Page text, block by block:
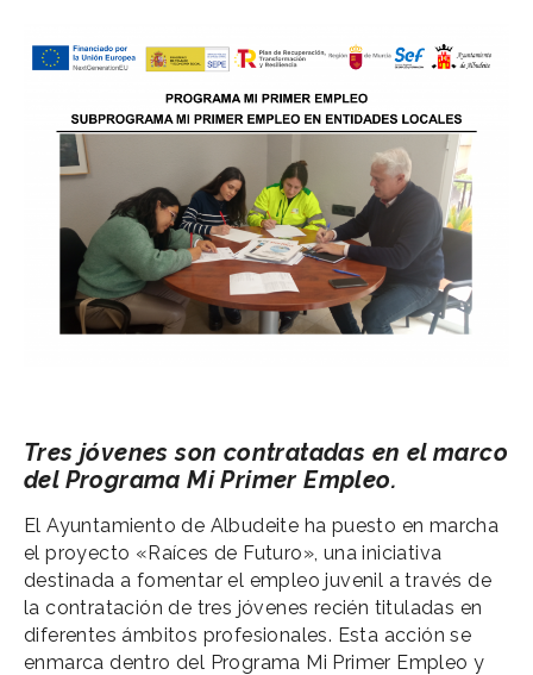
Tres jóvenes son contratadas en el marco
del Programa Mi Primer Empleo.
El Ayuntamiento de Albudeite ha puesto en marcha
el proyecto «Raíces de Futuro», una iniciativa
destinada a fomentar el empleo juvenil a través de
la contratación de tres jóvenes recién tituladas en
diferentes ámbitos profesionales. Esta acción se
enmarca dentro del Programa Mi Primer Empleo y